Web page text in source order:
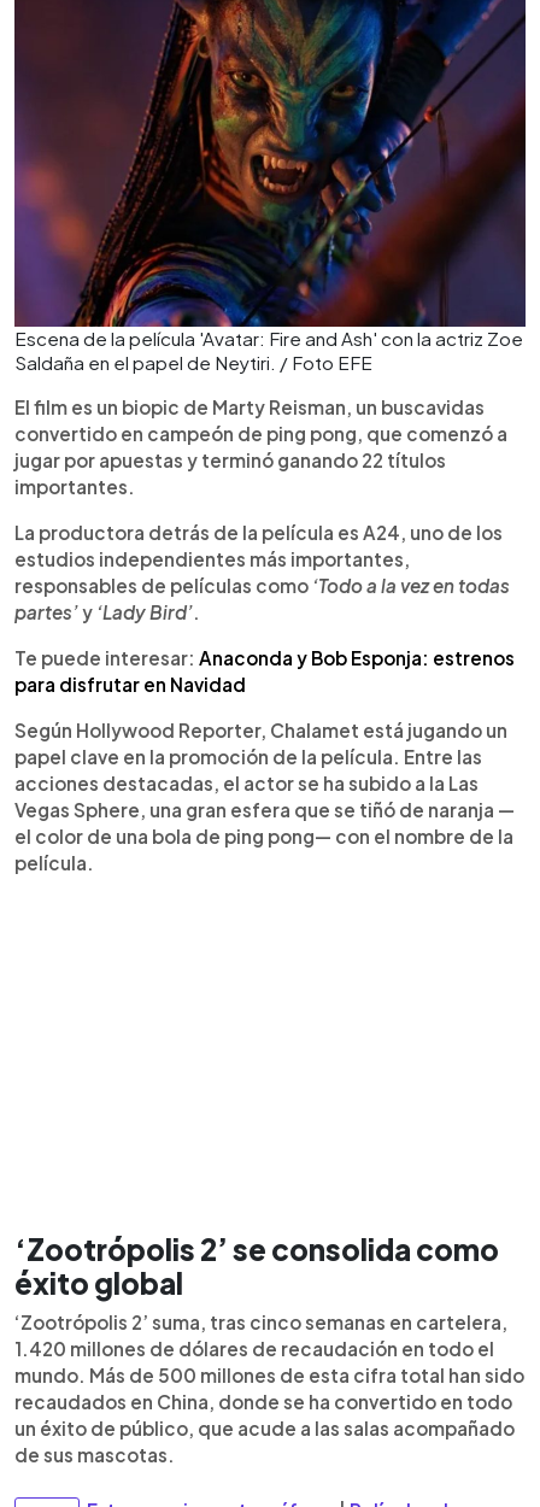
Escena de la película 'Avatar: Fire and Ash' con la actriz Zoe
Saldaña en el papel de Neytiri. / Foto EFE
El film es un biopic de Marty Reisman, un buscavidas
convertido en campeón de ping pong, que comenzó a
jugar por apuestas y terminó ganando 22 títulos
importantes.
La productora detrás de la película es A24, uno de los
estudios independientes más importantes,
responsables de películas como ‘Todo a la vez en todas
partes’y ‘Lady Bird’.
Te puede interesar: Anaconda y Bob Esponja: estrenos
para disfrutar en Navidad
Según Hollywood Reporter, Chalamet está jugando un
papel clave en la promoción de la película. Entre las
acciones destacadas, el actor se ha subido a la Las
Vegas Sphere, una gran esfera que se tiñó de naranja —
el color de una bola de ping pong— con el nombre de la
película.
‘Zootrópolis 2’ se consolida como
éxito global
‘Zootrópolis 2’ suma, tras cinco semanas en cartelera,
1.420 millones de dólares de recaudación en todo el
mundo. Más de 500 millones de esta cifra total han sido
recaudados en China, donde se ha convertido en todo
un éxito de público, que acude a las salas acompañado
de sus mascotas.